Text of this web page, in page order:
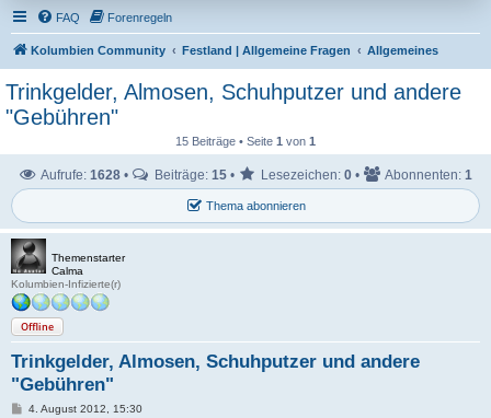
FAQ Forenregeln
Kolumbien Community Festland | Allgemeine Fragen Allgemeines
Trinkgelder, Almosen, Schuhputzer und andere
"Gebühren"
15 Beiträge • Seite 1 von 1
Thema abonnieren
Aufrufe: 1628 • Beiträge: 15 • Lesezeichen: 0 • Abonnenten: 1
Themenstarter
Calma
Kolumbien-Infizierte(r)
Offline
Trinkgelder, Almosen, Schuhputzer und andere
"Gebühren"
B4. August 2012, 15:30